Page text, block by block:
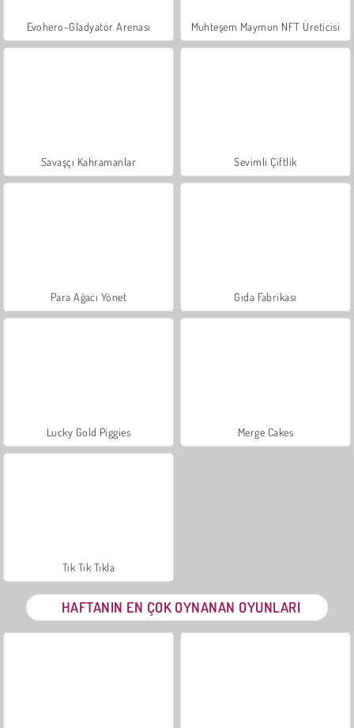
Evohero-Gladyatör Arenası Muhteşem Maymun NFT Üreticisi
Savaşçı Kahramanlar Sevimli Çiftlik
Para Ağacı Yönet Gıda Fabrikası
Lucky Gold Piggies Merge Cakes
Tık Tık Tıkla
HAFTANIN EN ÇOK OYNANAN OYUNLARI